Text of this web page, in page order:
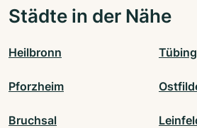
Städte in der Nähe
Heilbronn
Pforzheim
Bruchsal